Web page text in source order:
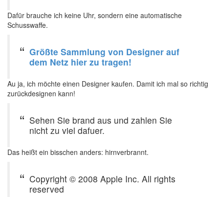
Dafür brauche ich keine Uhr, sondern eine automatische
Schusswaffe.
Größte Sammlung von Designer auf
dem Netz hier zu tragen!
Au ja, ich möchte einen Designer kaufen. Damit ich mal so richtig
zurückdesignen kann!
Sehen Sie brand aus und zahlen Sie
nicht zu viel dafuer.
Das heißt ein bisschen anders: hirnverbrannt.
Copyright © 2008 Apple Inc. All rights
reserved